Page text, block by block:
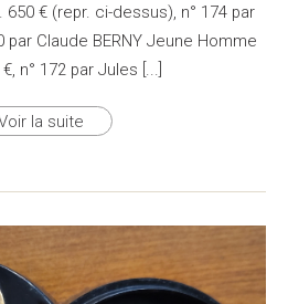
650 € (repr. ci-dessus), n° 174 par
par Claude BERNY Jeune Homme
n° 172 par Jules [...]
la suite